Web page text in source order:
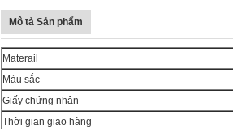
Mô tả Sản phẩm
Materail
Màu sắc
Giấy chứng nhận
Thời gian giao hàng